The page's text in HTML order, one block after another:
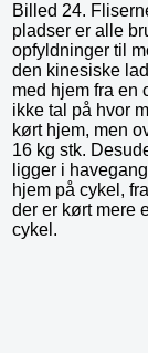
Billed 24.
pladser er alle
opfyldninger til
den kinesiske
med hjem fra en
ikke tal på hvor
kørt hjem, men
16 kg stk.
ligger i
hjem på cykel,
der er kørt mere
cykel.